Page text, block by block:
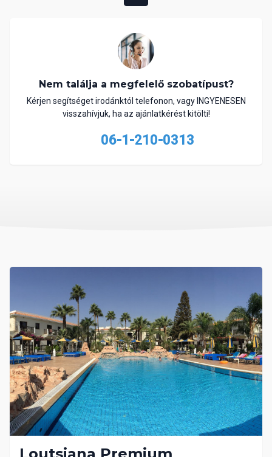
Nem találja a megfelelő szobatípust?
Kérjen segítséget irodánktól telefonon, vagy INGYENESEN
visszahívjuk, ha az ajánlatkérést kitölti!
06-1-210-0313
Loutsiana Premium